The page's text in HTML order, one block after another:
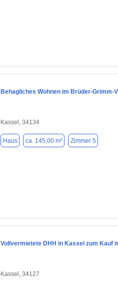
Behagliches Wohnen im Brüder-Grimm-
Kassel, 34134
Haus ca. 145,00 m² Zimmer 5
Vollvermietete DHH in Kassel zum Kauf
Kassel, 34127